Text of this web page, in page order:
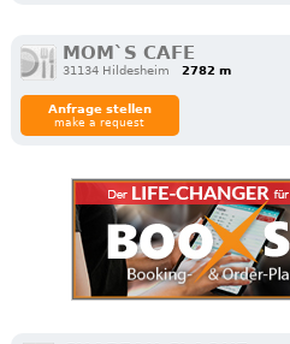
MOM`S CAFE
31134 Hildesheim 2782 m
Anfrage stellen
make a request